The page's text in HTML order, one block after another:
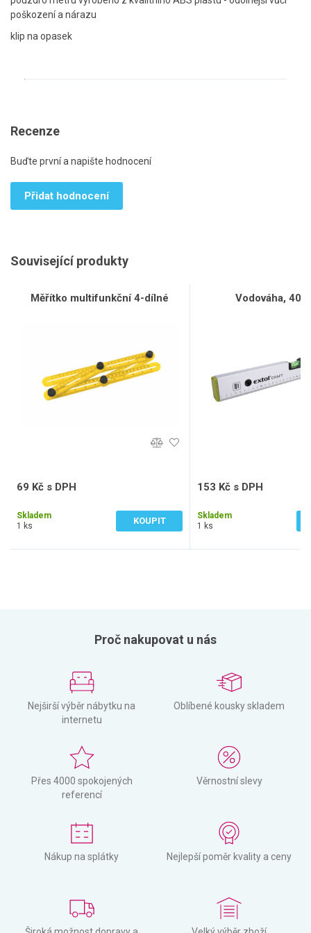
poškození a nárazu
klip na opasek
Recenze
Buďte první a napište hodnocení
Přidat hodnocení
Související produkty
Měřítko multifunkční 4-dílné
69 Kč s DPH
Skladem
1 ks
KOUPIT
Vodováha,
153 Kč s DPH
Skladem
1 ks
Proč nakupovat u nás
Nejširší výběr nábytku na
internetu
Oblíbené kousky skladem
Přes 4000 spokojených
referencí
Věrnostní slevy
Nákup na splátky Nejlepší poměr kvality a ceny